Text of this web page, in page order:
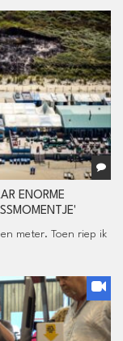
ENORME
meter. Toen riep ik